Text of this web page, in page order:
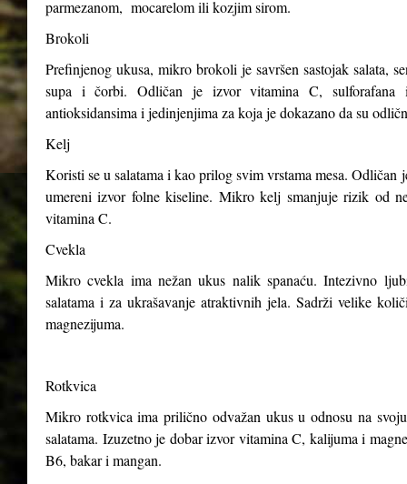
parmezanom, mocarelom ili kozjim sirom.
Brokoli
Prefinjenog ukusa, mikro brokoli je savršen sastojak salata,
supa i čorbi. Odličan je izvor vitamina C,
antioksidansima i jedinjenjima za koja je dokazano da su
Kelj
Koristi se u salatama i kao prilog svim vrstama mesa.
umereni izvor folne kiseline. Mikro kelj smanjuje rizik od
vitamina C.
Cvekla
Mikro cvekla ima nežan ukus nalik spanaću. Intezivno
salatama i za ukrašavanje atraktivnih jela. Sadrži velike
magnezijuma.
Rotkvica
Mikro rotkvica ima prilično odvažan ukus u odnosu na
salatama. Izuzetno je dobar izvor vitamina C, kalijuma i
B6, bakar i mangan.